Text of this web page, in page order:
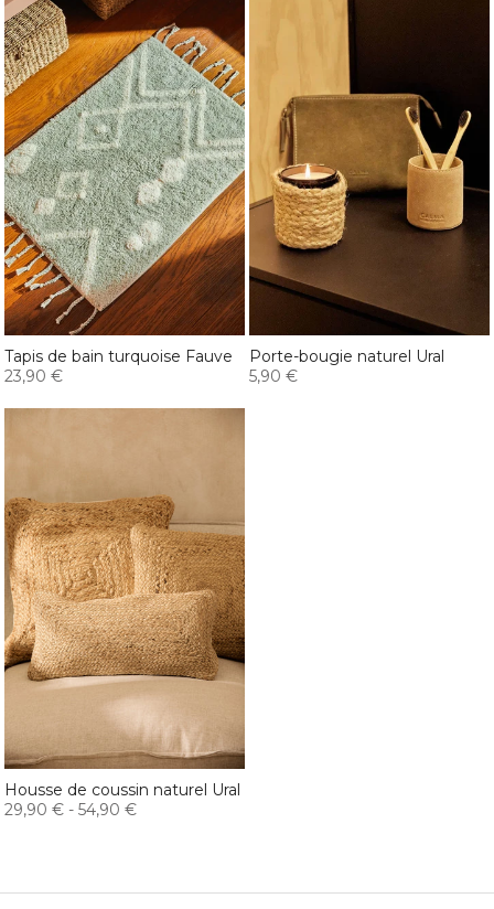
Tapis de bain turquoise Fauve
23,90 €
Porte-bougie naturel Ural
5,90 €
Housse de coussin naturel Ural
29,90 € - 54,90 €